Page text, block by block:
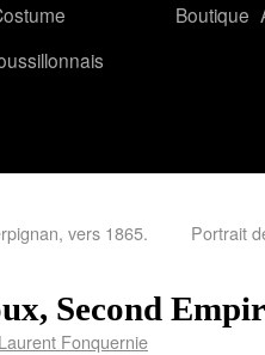
Boutique
vers 1865. Portrait
Second
Laurent Fonquernie